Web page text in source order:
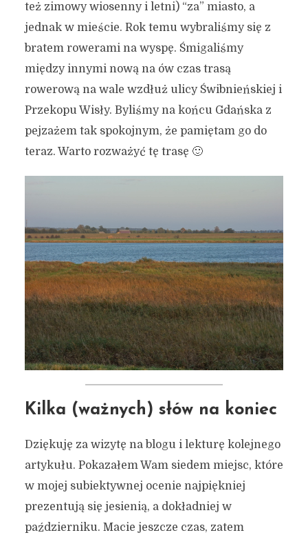
też zimowy wiosenny i letni) “za” miasto, a
jednak w mieście. Rok temu wybraliśmy się z
bratem rowerami na wyspę. Śmigaliśmy
między innymi nową na ów czas trasą
rowerową na wale wzdłuż ulicy Świbnieńskiej i
Przekopu Wisły. Byliśmy na końcu Gdańska z
pejzażem tak spokojnym, że pamiętam go do
teraz. Warto rozważyć tę trasę 🙂
Kilka (ważnych) słów na koniec
Dziękuję za wizytę na blogu i lekturę kolejnego
artykułu. Pokazałem Wam siedem miejsc, które
w mojej subiektywnej ocenie najpiękniej
prezentują się jesienią, a dokładniej w
październiku. Macie jeszcze czas, zatem